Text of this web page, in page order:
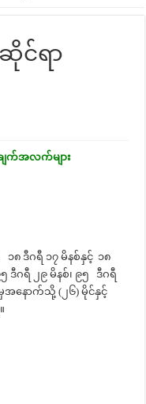
င်ရာ
က်အလက်များ
ဒီဂရီ ၁၇ မိနစ်နှင့် ၁၈
ဒီဂရီ ၂၉ မိနစ်၊ ၉၅ ဒီဂရီ
နောက်သို့ (၂၆) မိုင်နှင့်